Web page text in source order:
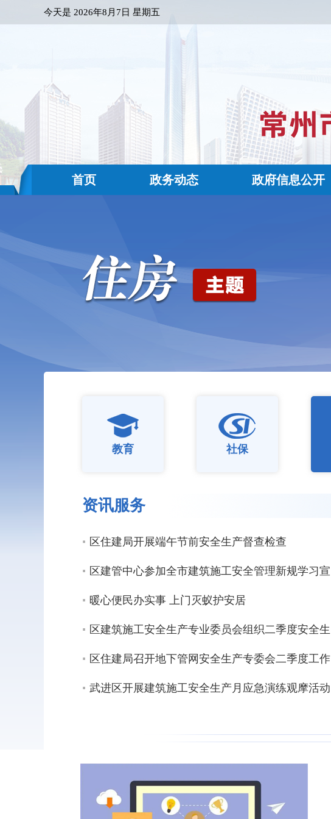
今天是 2026年8月7日 星期五
首页 政务动态 政府信息公开
教育 社保
资讯服务
区住建局开展端午节前安全生产督查检查
区建管中心参加全市建筑施工安全管理新规学习宣
暖心便民办实事 上门灭蚁护安居
区建筑施工安全生产专业委员会组织二季度安全生
区住建局召开地下管网安全生产专委会二季度工作
武进区开展建筑施工安全生产月应急演练观摩活动